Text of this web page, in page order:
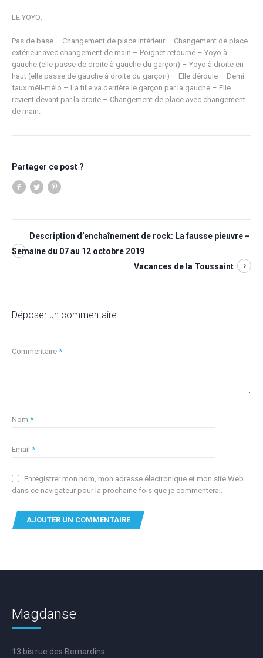
LE YOYO:
Pas de base – Changement de place intérieur – Changement de place
extérieur avec changement de main – Poignet retourné – Yoyo à
gauche (elle passe de droite à gauche du garçon) – Yoyo à droite en
haut (elle passe de gauche à droite du garçon) – Elle déroule – Demi
faux méli-mélo – La fille va derrière le garçon par la gauche – Elle
revient devant par la droite – Changement de place avec changement
de main.
Partager ce post ?
Description d’enchaînement de rock: La fausse pieuvre –
Semaine du 07 au 12 octobre 2019
Vacances de la Toussaint
Déposer un commentaire
Commentaire *
Nom *
Email *
Enregistrer mon nom, mon adresse électronique et mon site Web
dans ce navigateur pour la prochaine fois que je commenterai.
Magdanse
13 bis rue des Bernardins